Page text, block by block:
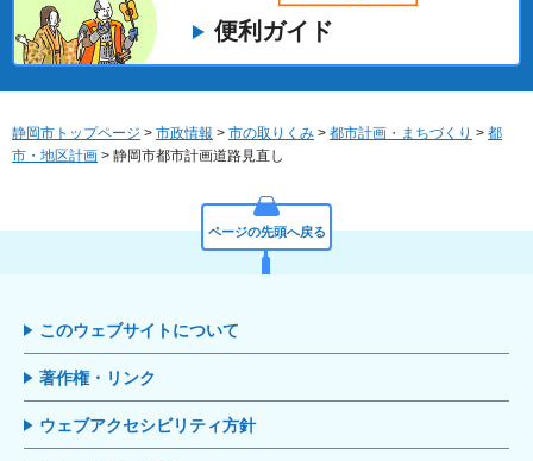
便利ガイド
静岡市トップページ > 市政情報 > 市の取りくみ > 都市計画・まちづくり > 都
市・地区計画 > 静岡市都市計画道路見直し
ページの先頭へ戻る
このウェブサイトについて
著作権・リンク
ウェブアクセシビリティ方針